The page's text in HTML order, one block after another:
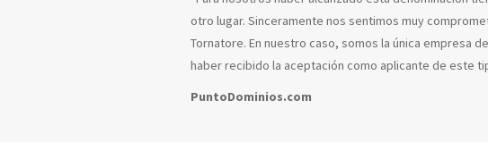
otro lugar. Sinceramente nos sentimos muy
Tornatore. En nuestro caso, somos la única empresa
haber recibido la aceptación como aplicante de este
PuntoDominios.com